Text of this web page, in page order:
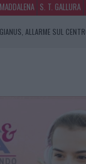
S. T. GALLURA
ALLARME SUL
ARRIVA IL CAMPO BASE:
PALAU: GRANDE